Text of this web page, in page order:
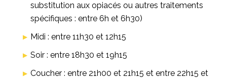
substitution aux opiacés ou autres traitements
spécifiques : entre 6h et 6h30)
Midi : entre 11h30 et 12h15
Soir : entre 18h30 et 19h15
Coucher : entre 21h00 et 21h15 et entre 22h15 et